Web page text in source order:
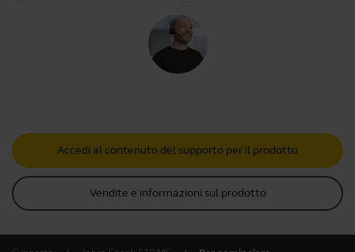
Accedi al contenuto del supporto per il prodotto
Vendite e informazioni sul prodotto